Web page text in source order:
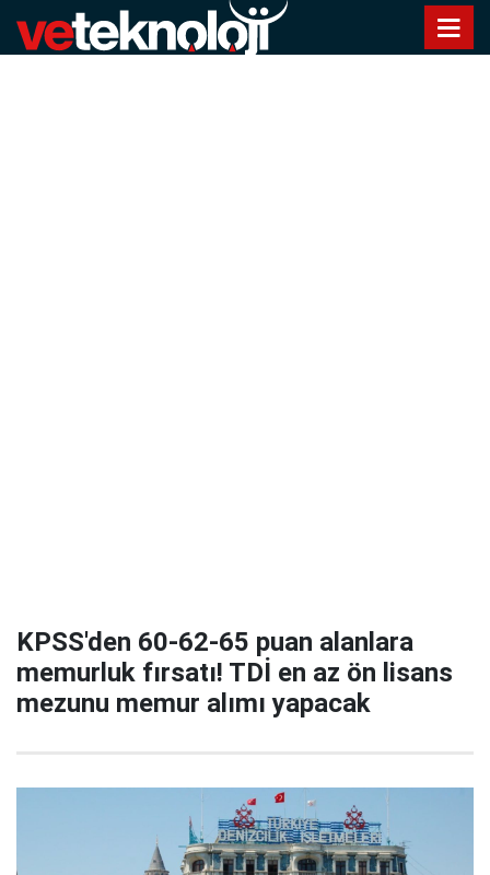
KPSS'den 60-62-65 puan alanlara
memurluk fırsatı! TDİ en az ön lisans
mezunu memur alımı yapacak